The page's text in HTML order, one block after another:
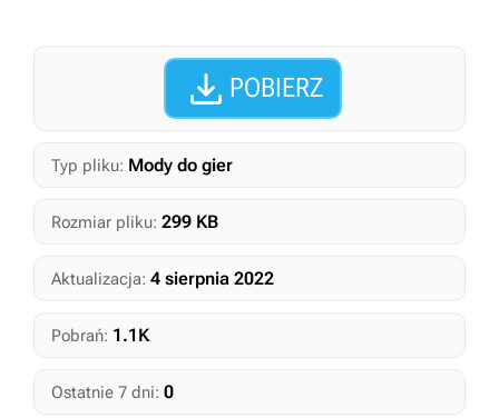
 POBIERZ
Typ pliku: Mody do gier
Rozmiar pliku: 299 KB
Aktualizacja: 4 sierpnia 2022
Pobrań: 1.1K
Ostatnie 7 dni: 0